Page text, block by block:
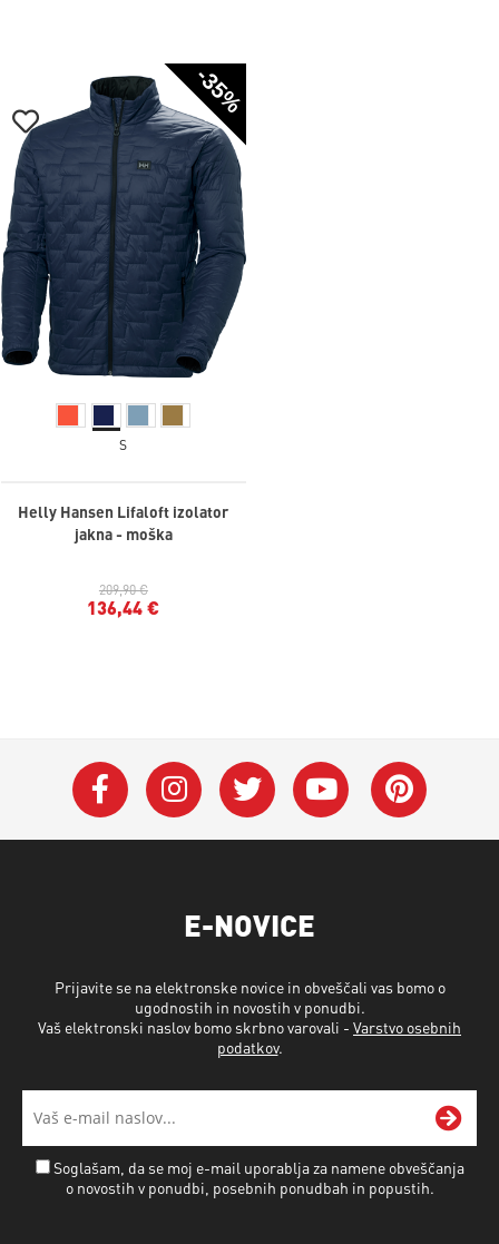
-35%
S
Helly Hansen Lifaloft izolator
jakna - moška
209,90 €
136,44 €
E-NOVICE
Prijavite se na elektronske novice in obveščali vas bomo o
ugodnostih in novostih v ponudbi.
Vaš elektronski naslov bomo skrbno varovali - Varstvo osebnih
podatkov.
Soglašam, da se moj e-mail uporablja za namene obveščanja
o novostih v ponudbi, posebnih ponudbah in popustih.